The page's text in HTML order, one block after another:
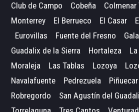
Club de Campo
Cobeña Colmenar
Monterrey
El Berrueco El Casar
Eurovillas
Fuente del Fresno
Guadalix de la Sierra
Hortaleza
Moraleja
Las Tablas Lozoya
Navalafuente
Pedrezuela Piñuecar
Robregordo
San Agustín del